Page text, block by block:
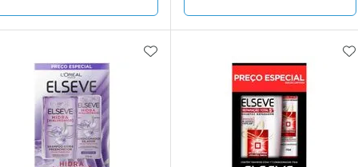
FECHAR
FECHAR
Menos Laboratório
Por Menos
ADICIONAR AOS FAVORITOS